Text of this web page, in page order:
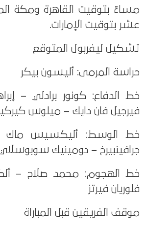
مساءً بتوقيت القاهرة ومكة
عشر بتوقيت الإمارات.
تشكيل ليفربول المتوقع
حراسة المرمى: أليسون بيكر
خط الدفاع: كونور برادلي –
فيرجيل فان دايك – ميلوس
خط الوسط: أليكسيس ماك
جرافينبيرخ – دومينيك سوبوسلاي
خط الهجوم: محمد صلاح –
فلوريان فيرتز
موقف الفريقين قبل المباراة